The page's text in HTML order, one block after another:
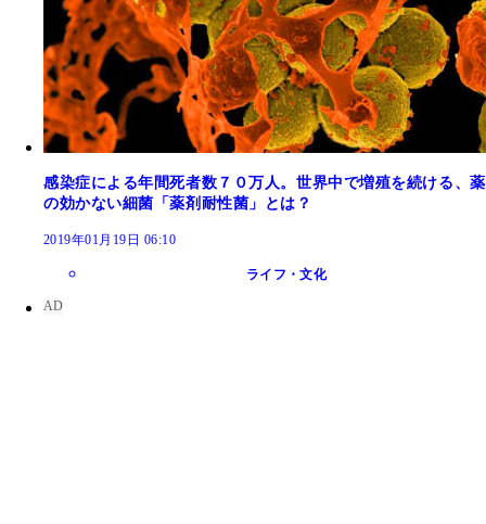
感染症による年間死者数７０万人。世界中で増殖を続ける、薬
の効かない細菌「薬剤耐性菌」とは？
2019年01月19日 06:10
ライフ・文化